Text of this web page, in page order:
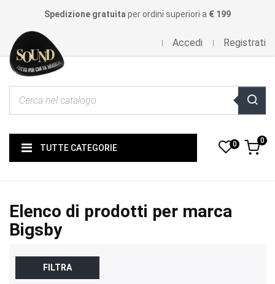
Spedizione gratuita per ordini superiori a € 199
Accedi Registrati
TUTTE CATEGORIE 0 0
Elenco di prodotti per marca
Bigsby
FILTRA